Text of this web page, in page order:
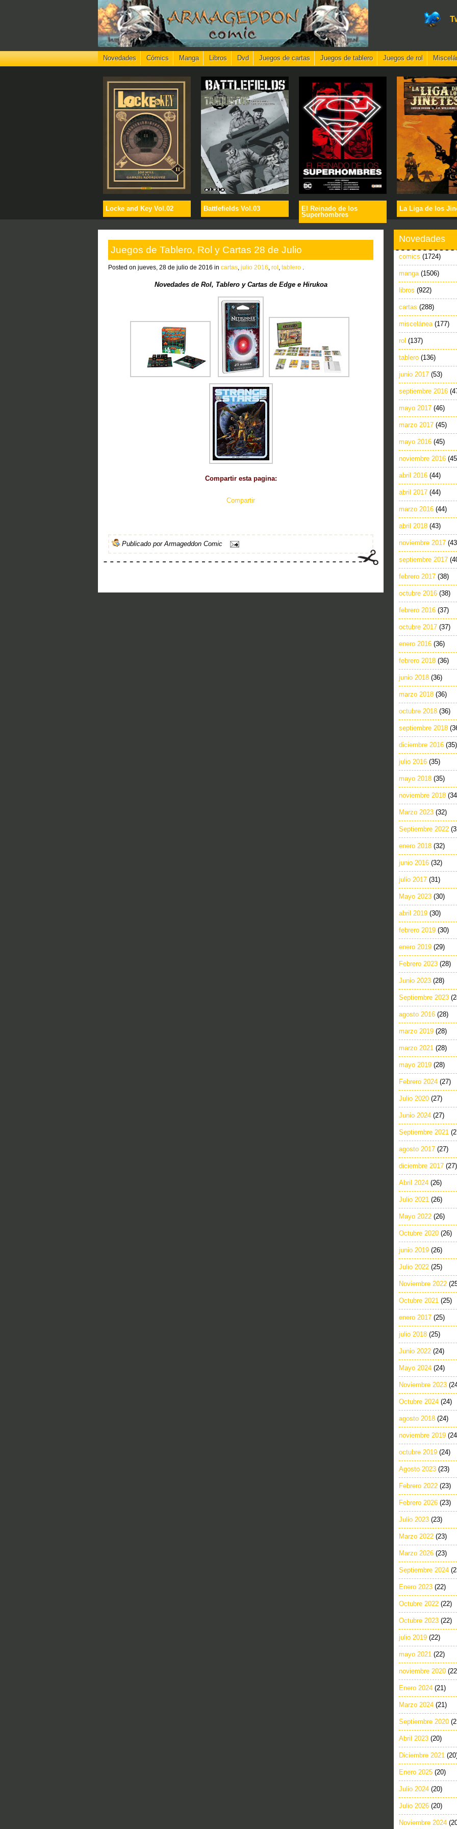
Novedades Cómics Manga Libros Dvd Juegos de cartas Juegos de tablero Juegos de rol
Locke and Key Vol.02 Battlefields Vol.03
El Reinado de los
Superhombres
La Liga de los
Juegos de Tablero, Rol y Cartas 28 de Julio
Posted on jueves, 28 de julio de 2016 in cartas julio 2016 rol tablero
Novedades de Rol, Tablero y Cartas de Edge e Hirukoa
Compartir esta pagina:
Compartir
Publicado porArmageddon Comic
Novedades
comics (1724)
manga (1506)
libros (922)
cartas (288)
miscelánea (177)
rol (137)
tablero (136)
junio 2017 (53)
septiembre 2016
mayo 2017 (46)
marzo 2017 (45)
mayo 2016 (45)
noviembre 2016
abril 2016 (44)
abril 2017 (44)
marzo 2016 (44)
abril 2018 (43)
noviembre 2017
septiembre 2017
febrero 2017 (38)
octubre 2016 (38)
febrero 2016 (37)
octubre 2017 (37)
enero 2016 (36)
febrero 2018 (36)
junio 2018 (36)
marzo 2018 (36)
octubre 2018 (36)
septiembre 2018
diciembre 2016 (35)
julio 2016 (35)
mayo 2018 (35)
noviembre 2018
Marzo 2023 (32)
Septiembre 2022
enero 2018 (32)
junio 2016 (32)
julio 2017 (31)
Mayo 2023 (30)
abril 2019 (30)
febrero 2019 (30)
enero 2019 (29)
Febrero 2023 (28)
Junio 2023 (28)
Septiembre 2023
agosto 2016 (28)
marzo 2019 (28)
marzo 2021 (28)
mayo 2019 (28)
Febrero 2024 (27)
Julio 2020 (27)
Junio 2024 (27)
Septiembre 2021
agosto 2017 (27)
diciembre 2017 (27)
Abril 2024 (26)
Julio 2021 (26)
Mayo 2022 (26)
Octubre 2020 (26)
junio 2019 (26)
Julio 2022 (25)
Noviembre 2022
Octubre 2021 (25)
enero 2017 (25)
julio 2018 (25)
Junio 2022 (24)
Mayo 2024 (24)
Noviembre 2023
Octubre 2024 (24)
agosto 2018 (24)
noviembre 2019
octubre 2019 (24)
Agosto 2023 (23)
Febrero 2022 (23)
Febrero 2026 (23)
Julio 2023 (23)
Marzo 2022 (23)
Marzo 2026 (23)
Septiembre 2024
Enero 2023 (22)
Octubre 2022 (22)
Octubre 2023 (22)
julio 2019 (22)
mayo 2021 (22)
noviembre 2020
Enero 2024 (21)
Marzo 2024 (21)
Septiembre 2020
Abril 2023 (20)
Diciembre 2021
Enero 2025 (20)
Julio 2024 (20)
Julio 2026 (20)
Noviembre 2024